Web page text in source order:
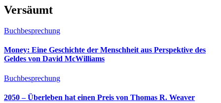
Versäumt
Buchbesprechung
Money: Eine Geschichte der Menschheit aus Perspektive des
Geldes von David McWilliams
Buchbesprechung
2050 – Überleben hat einen Preis von Thomas R. Weaver